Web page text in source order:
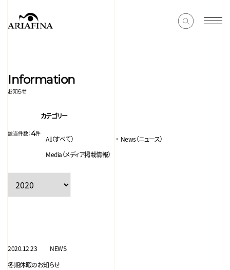
Information
お知らせ
該当件数：4件
カテゴリー
All（すべて）
News（ニュース）
Media（メディア掲載情報）
2020.12.23
NEWS
冬期休暇のお知らせ